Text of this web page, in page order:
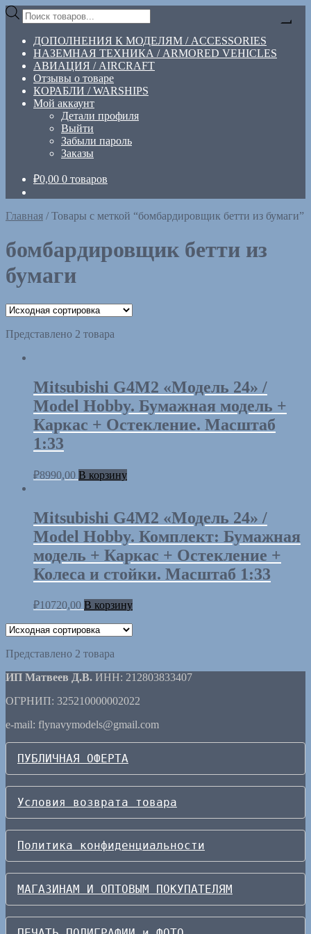
Перейти
навигации
Перейти
содержимому
Поиск
товаров
ДОПОЛНЕНИЯ К МОДЕЛЯМ / ACCESSORIES
НАЗЕМНАЯ ТЕХНИКА / ARMORED VEHICLES
АВИАЦИЯ / AIRCRAFT
Отзывы о товаре
КОРАБЛИ / WARSHIPS
Мой аккаунт
Детали профиля
Выйти
Забыли пароль
Заказы
₽0,00 0 товаров
Главная /Товары с меткой “бомбардировщик бетти из бумаги”
бомбардировщик бетти из
бумаги
Представлено 2 товара
Mitsubishi G4M2 «Модель 24» /
Model Hobby. Бумажная модель +
Каркас + Остекление. Масштаб
1:33
₽8990,00 В корзину
Mitsubishi G4M2 «Модель 24» /
Model Hobby. Комплект: Бумажная
модель + Каркас + Остекление +
Колеса и стойки. Масштаб 1:33
₽10720,00 В корзину
Представлено 2 товара
ИП Матвеев Д.В. ИНН: 212803833407
ОГРНИП: 325210000002022
e-mail: flynavymodels@gmail.com
ПУБЛИЧНАЯ ОФЕРТА
Условия возврата товара
Политика конфиденциальности
МАГАЗИНАМ И ОПТОВЫМ ПОКУПАТЕЛЯМ